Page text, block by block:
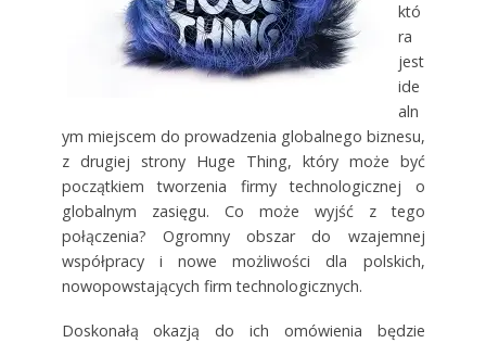
któ
ra
jest
ide
aln
ym miejscem do prowadzenia globalnego biznesu,
z drugiej strony Huge Thing, który może być
początkiem tworzenia firmy technologicznej o
globalnym zasięgu. Co może wyjść z tego
połączenia? Ogromny obszar do wzajemnej
współpracy i nowe możliwości dla polskich,
nowopowstających firm technologicznych.
Doskonałą okazją do ich omówienia będzie